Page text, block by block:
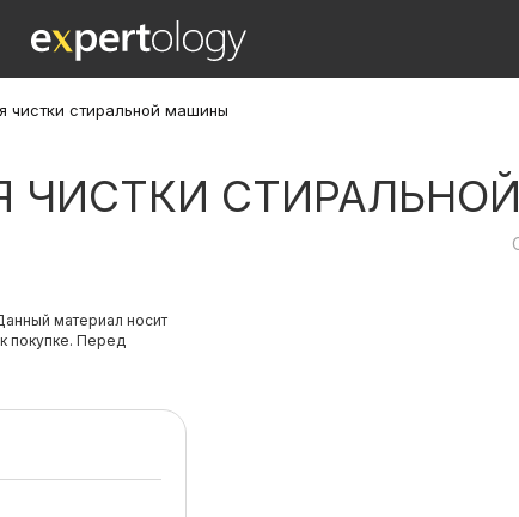
чистки стиральной машины
ЧИСТКИ
материал носит
покупке. Перед